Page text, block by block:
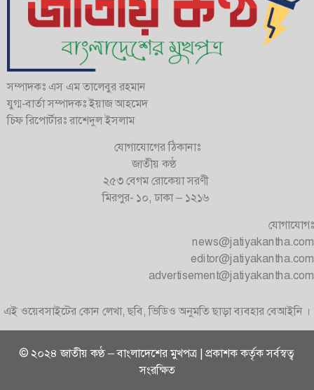
সম্পাদকঃ এস এম তালেবুর রহমান
যুগ্ম-বার্তা সম্পাদকঃ ইয়াজ আহমেদ
চিফ রিপোর্টারঃ রাশেদুল ইসলাম
যোগাযোগের ঠিকানাঃ
জাতীয় কণ্ঠ
২৫৩ বেগম রোকেয়া সরণী
মিরপুর- ১০, ঢাকা – ১২১৬
যোগাযোগঃ
news@jatiyakantha.com
editor@jatiyakantha.com
advertisement@jatiyakantha.com
এই ওয়েবসাইটের কোন লেখা, ছবি, ভিডিও অনুমতি ছাড়া ব্যবহার বেআইনি ।
© ২০২৪ জাতীয় কণ্ঠ – বাংলাদেশের মুখপত্র | প্রকাশক কর্তৃক সর্বস্বত্ব
সংরক্ষিত